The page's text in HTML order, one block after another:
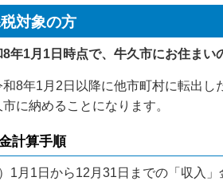
対象の方
8年1月1日時点で、牛久市にお住まい
8年1月2日以降に他市町村に転出し
に納めることになります。
計算手順
）1月1日から12月31日までの「収入